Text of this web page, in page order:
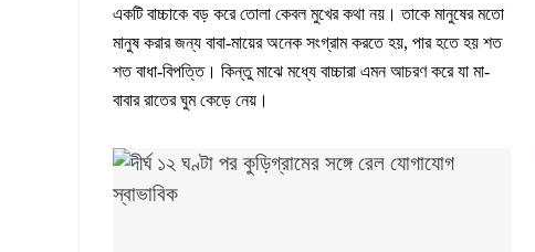
একটি বাচ্চাকে বড় করে তোলা কেবল মুখের কথা নয়। তাকে মানুষের মতো
মানুষ করার জন্য বাবা-মায়ের অনেক সংগ্রাম করতে হয়, পার হতে হয় শত
শত বাধা-বিপত্তি। কিন্তু মাঝে মধ্যে বাচ্চারা এমন আচরণ করে যা মা-
বাবার রাতের ঘুম কেড়ে নেয়।